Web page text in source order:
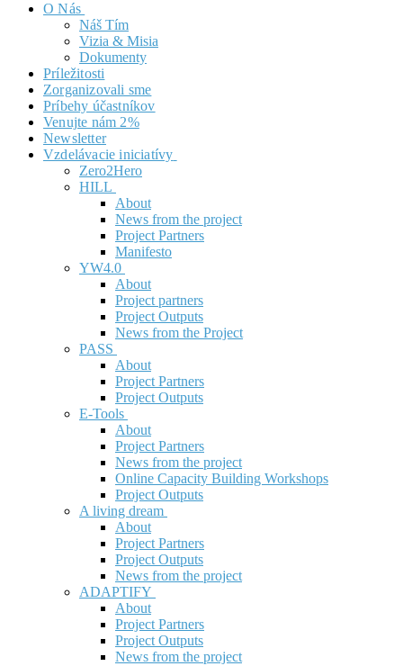
O Nás
Náš Tím
Vizia & Misia
Dokumenty
Príležitosti
Zorganizovali sme
Príbehy účastníkov
Venujte nám 2%
Newsletter
Vzdelávacie iniciatívy
Zero2Hero
HILL
About
News from the project
Project Partners
Manifesto
YW4.0
About
Project partners
Project Outputs
News from the Project
PASS
About
Project Partners
Project Outputs
E-Tools
About
Project Partners
News from the project
Online Capacity Building Workshops
Project Outputs
A living dream
About
Project Partners
Project Outputs
News from the project
ADAPTIFY
About
Project Partners
Project Outputs
News from the project